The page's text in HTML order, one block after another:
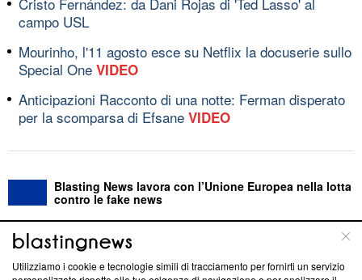
campo USL
Mourinho, l'11 agosto esce su Netflix la docuserie sullo
Special One VIDEO
Anticipazioni Racconto di una notte: Ferman disperato
per la scomparsa di Efsane VIDEO
Blasting News lavora con l’Unione Europea nella lotta
contro le fake news
ABOUT LINEA EDITORIALE
Utilizziamo i cookie e tecnologie simili di tracciamento per fornirti un servizio